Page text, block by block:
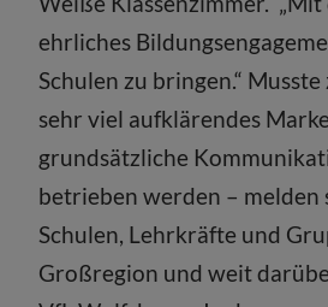
ehrliches
Schulen zu bringen.“
sehr viel aufklärendes
grundsätzliche
betrieben werden – melden
Schulen, Lehrkräfte und
Großregion und weit